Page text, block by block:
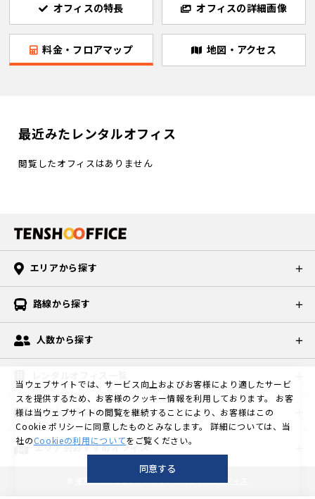
オフィスの特長 オフィスの詳細画像
料金・フロアマップ 地図・アクセス
最近みたレンタルオフィス
閲覧したオフィスはありません
エリアから探す
路線から探す
人数から探す
コラムカテゴリ一覧
エリア別おすすめオフィス
東京の格安個室レンタルオフィスなら天翔オフィス
当ウェブサイトでは、サービス向上およびお客様により適したサービ
スを提供するため、お客様のクッキー情報を利用しております。
お客
様は当ウェブサイトの閲覧を継続することにより、お客様はこの
Cookie ポリシーに同意したものとみなします。
詳細については、当
社のCookieの利用についてをご覧ください。
同意する